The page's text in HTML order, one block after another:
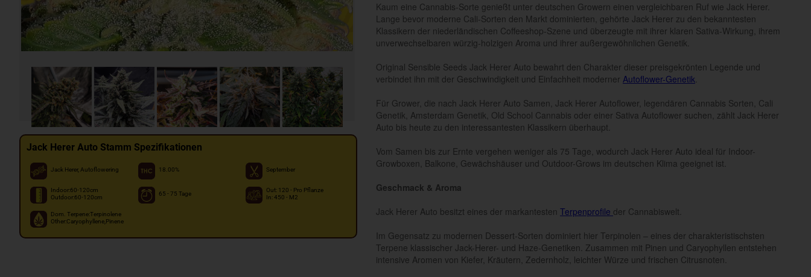
Jack Herer Auto Stamm Spezifikationen
Jack Herer, Autoflowering 18.00% September
Indoor:60-120cm
Outdoor:60-120cm
65 - 75 Tage
Out: 120 - Pro Pflanze
In: 450 - M2
Dom. Terpene:Terpinolene
Other:Caryophyllene,Pinene
Kaum eine Cannabis-Sorte genießt unter deutschen Growern einen vergleichbaren Ruf wie Jack Herer.
Lange bevor moderne Cali-Sorten den Markt dominierten, gehörte Jack Herer zu den bekanntesten
Klassikern der niederländischen Coffeeshop-Szene und überzeugte mit ihrer klaren Sativa-Wirkung, ihrem
unverwechselbaren würzig-holzigen Aroma und ihrer außergewöhnlichen Genetik.
Original Sensible Seeds Jack Herer Auto bewahrt den Charakter dieser preisgekrönten Legende und
verbindet ihn mit der Geschwindigkeit und Einfachheit moderner Autoflower-Genetik.
Für Grower, die nach Jack Herer Auto Samen, Jack Herer Autoflower, legendären Cannabis Sorten, Cali
Genetik, Amsterdam Genetik, Old School Cannabis oder einer Sativa Autoflower suchen, zählt Jack Herer
Auto bis heute zu den interessantesten Klassikern überhaupt.
Vom Samen bis zur Ernte vergehen weniger als 75 Tage, wodurch Jack Herer Auto ideal für Indoor-
Growboxen, Balkone, Gewächshäuser und Outdoor-Grows im deutschen Klima geeignet ist.
Geschmack & Aroma
Jack Herer Auto besitzt eines der markantesten Terpenprofile der Cannabiswelt.
Im Gegensatz zu modernen Dessert-Sorten dominiert hier Terpinolen – eines der charakteristischsten
Terpene klassischer Jack-Herer- und Haze-Genetiken. Zusammen mit Pinen und Caryophyllen entstehen
intensive Aromen von Kiefer, Kräutern, Zedernholz, leichter Würze und frischen Citrusnoten.